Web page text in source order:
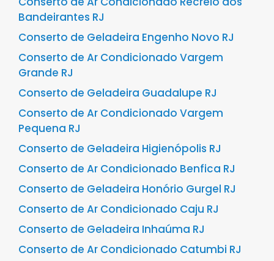
Bandeirantes RJ
Conserto de Geladeira Engenho Novo RJ
Conserto de Ar Condicionado Vargem
Grande RJ
Conserto de Geladeira Guadalupe RJ
Conserto de Ar Condicionado Vargem
Pequena RJ
Conserto de Geladeira Higienópolis RJ
Conserto de Ar Condicionado Benfica RJ
Conserto de Geladeira Honório Gurgel RJ
Conserto de Ar Condicionado Caju RJ
Conserto de Geladeira Inhaúma RJ
Conserto de Ar Condicionado Catumbi RJ